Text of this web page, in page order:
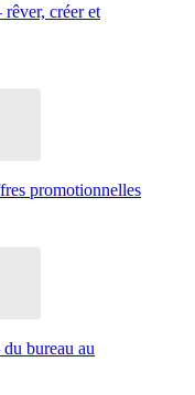
créer et
promotionnelles
bureau au